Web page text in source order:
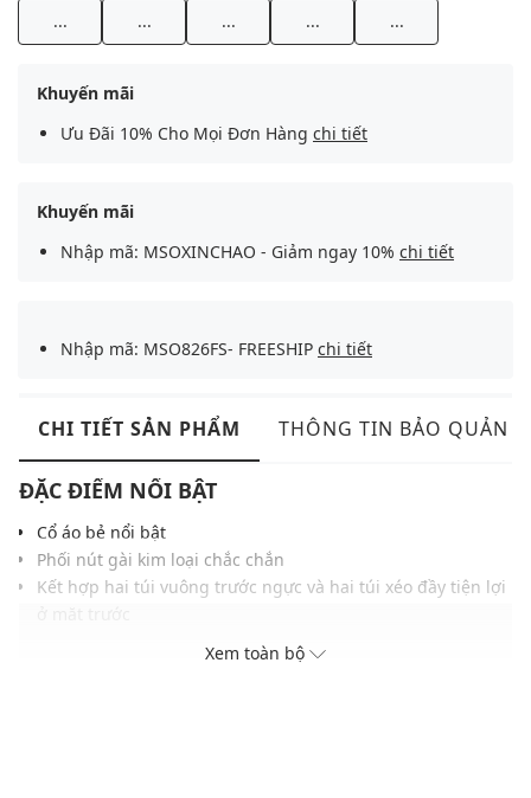
... ... ... ... ...
Khuyến mãi
Ưu Đãi 10% Cho Mọi Đơn Hàng chi tiết
Khuyến mãi
Nhập mã: MSOXINCHAO - Giảm ngay 10% chi tiết
Nhập mã: MSO826FS- FREESHIP chi tiết
CHI TIẾT SẢN PHẨM THÔNG TIN BẢO QUẢN
ĐẶC ĐIỂM NỔI BẬT
Cổ áo bẻ nổi bật
Phối nút gài kim loại chắc chắn
Kết hợp hai túi vuông trước ngực và hai túi xéo đầy tiện lợi
Màu sắc hiện đại, dễ dàng phối với nhiều trang phục khác
Xem toàn bộ